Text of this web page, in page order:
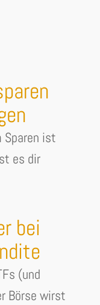
Sparen ist
es dir
bei
(und
Börse wirst